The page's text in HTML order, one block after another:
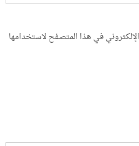
في هذا المتصفح لاستخدامها